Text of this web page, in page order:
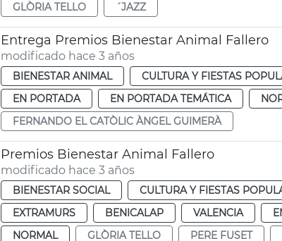
GLÒRIA TELLO
´JAZZ
Entrega Premios Bienestar Animal Fallero
modificado hace 3 años
BIENESTAR ANIMAL CULTURA Y FIESTAS
EN PORTADA
EN PORTADA TEMÁTICA
FERNANDO EL CATÒLIC ÀNGEL GUIMERÀ
Premios Bienestar Animal Fallero
modificado hace 3 años
BIENESTAR SOCIAL CULTURA Y FIESTAS
EXTRAMURS
BENICALAP VALENCIA
NORMAL
GLÒRIA TELLO PERE FUSET